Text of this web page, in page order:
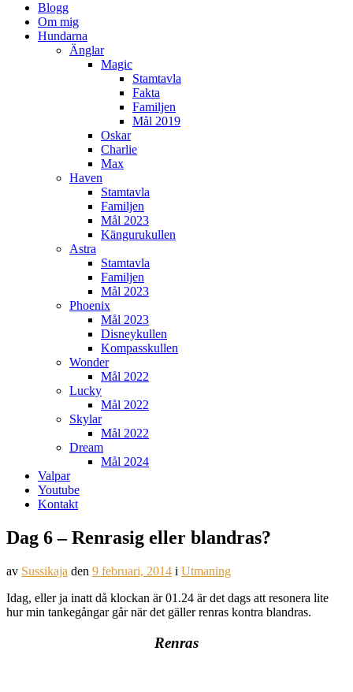
Freestylehundar.se
Blogg
Om mig
Hundarna
Änglar
Magic
Stamtavla
Fakta
Familjen
Mål 2019
Oskar
Charlie
Max
Haven
Stamtavla
Familjen
Mål 2023
Kängurukullen
Astra
Stamtavla
Familjen
Mål 2023
Phoenix
Mål 2023
Disneykullen
Kompasskullen
Wonder
Mål 2022
Lucky
Mål 2022
Skylar
Mål 2022
Dream
Mål 2024
Valpar
Youtube
Kontakt
Dag 6 – Renrasig eller blandras?
av Sussikaja den 9 februari, 2014 i Utmaning
Idag, eller ja inatt då klockan är 01.24 är det dags att resonera lite
hur min tankegångar går när det gäller renras kontra blandras.
Renras